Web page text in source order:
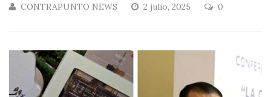
CONTRAPUNTO NEWS 2 julio, 2025 0